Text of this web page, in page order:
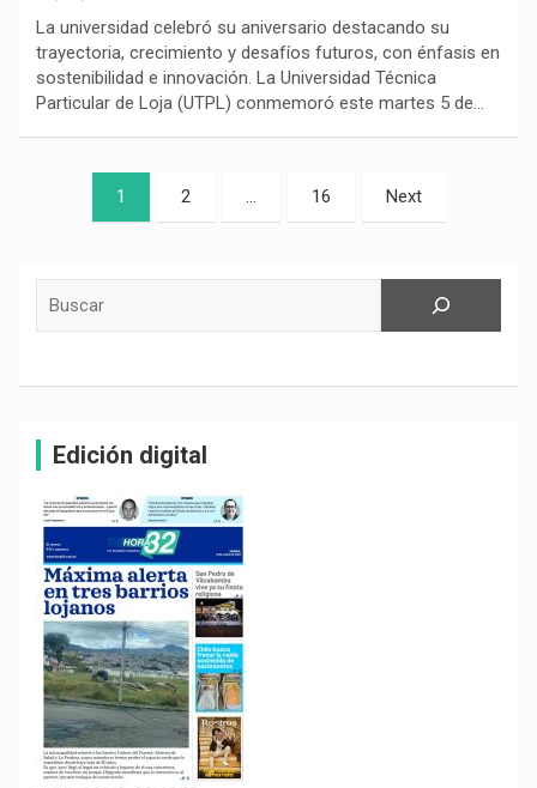
La universidad celebró su aniversario destacando su
trayectoria, crecimiento y desafíos futuros, con énfasis en
sostenibilidad e innovación. La Universidad Técnica
Particular de Loja (UTPL) conmemoró este martes 5 de…
Paginación
1 2 … 16 Next
Edición digital